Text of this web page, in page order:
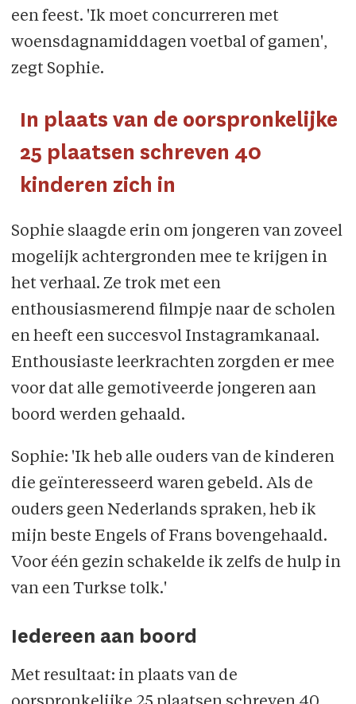
een feest. 'Ik moet concurreren met
woensdagnamiddagen voetbal of gamen',
zegt Sophie.
In plaats van de oorspronkelijke
25 plaatsen schreven 40
kinderen zich in
Sophie slaagde erin om jongeren van zoveel
mogelijk achtergronden mee te krijgen in
het verhaal. Ze trok met een
enthousiasmerend filmpje naar de scholen
en heeft een succesvol Instagramkanaal.
Enthousiaste leerkrachten zorgden er mee
voor dat alle gemotiveerde jongeren aan
boord werden gehaald.
Sophie: 'Ik heb alle ouders van de kinderen
die geïnteresseerd waren gebeld. Als de
ouders geen Nederlands spraken, heb ik
mijn beste Engels of Frans bovengehaald.
Voor één gezin schakelde ik zelfs de hulp in
van een Turkse tolk.'
Iedereen aan boord
Met resultaat: in plaats van de